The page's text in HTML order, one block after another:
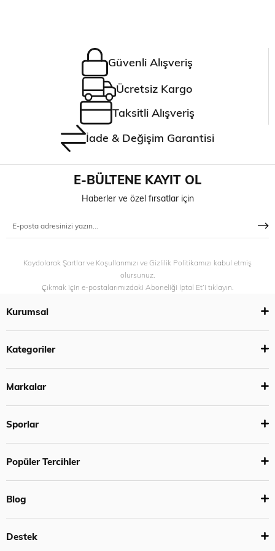
Güvenli Alışveriş
Ücretsiz Kargo
Taksitli Alışveriş
İade & Değişim Garantisi
E-BÜLTENE KAYIT OL
Haberler ve özel fırsatlar için
Kaydolarak Şartlar ve Koşullarımızı ve Gizlilik Politikamızı kabul etmiş
olursunuz.
Çıkmak için e-postalarımızdaki Aboneliği İptal Et’i tıklayın.
Kurumsal
Kategoriler
Markalar
Sporlar
Popüler Tercihler
Blog
Destek